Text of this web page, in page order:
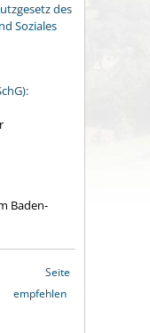
des
Soziales
Baden-
Seite
empfehlen